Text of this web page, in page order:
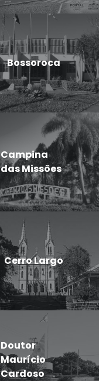
Bossoroca
Campina
das Missões
Cerro Largo
Doutor
Maurício
Cardoso